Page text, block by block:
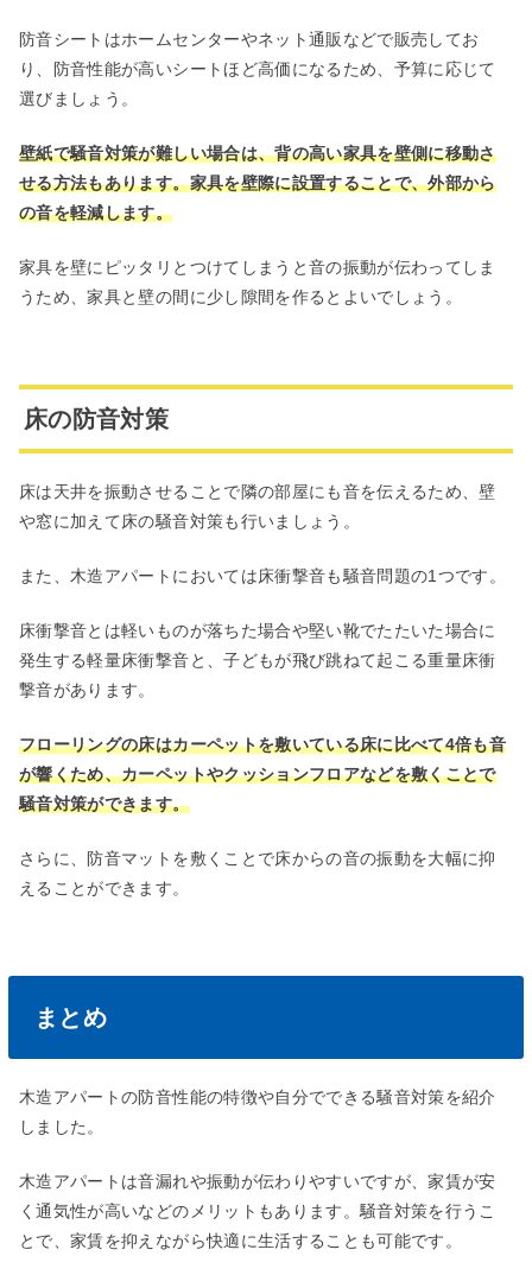
防音シートはホームセンターやネット通販などで販売してお
り、防音性能が高いシートほど高価になるため、予算に応じて
選びましょう。
壁紙で騒音対策が難しい場合は、背の高い家具を壁側に移動さ
せる方法もあります。家具を壁際に設置することで、外部から
の音を軽減します。
家具を壁にピッタリとつけてしまうと音の振動が伝わってしま
うため、家具と壁の間に少し隙間を作るとよいでしょう。
床の防音対策
床は天井を振動させることで隣の部屋にも音を伝えるため、壁
や窓に加えて床の騒音対策も行いましょう。
また、木造アパートにおいては床衝撃音も騒音問題の1つです。
床衝撃音とは軽いものが落ちた場合や堅い靴でたたいた場合に
発生する軽量床衝撃音と、子どもが飛び跳ねて起こる重量床衝
撃音があります。
フローリングの床はカーペットを敷いている床に比べて4倍も音
が響くため、カーペットやクッションフロアなどを敷くことで
騒音対策ができます。
さらに、防音マットを敷くことで床からの音の振動を大幅に抑
えることができます。
まとめ
木造アパートの防音性能の特徴や自分でできる騒音対策を紹介
しました。
木造アパートは音漏れや振動が伝わりやすいですが、家賃が安
く通気性が高いなどのメリットもあります。騒音対策を行うこ
とで、家賃を抑えながら快適に生活することも可能です。